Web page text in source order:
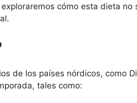
cómo esta dieta
de los países nórdicos, como
tales como: